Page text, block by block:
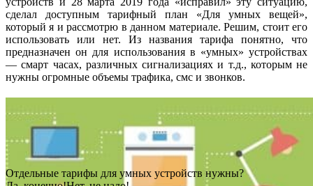
сделал доступным тарифный план «Для умных вещей»,
который я и рассмотрю в данном материале. Решим, стоит его
использовать или нет. Из названия тарифа понятно, что
предназначен он для использования в «умных» устройствах
— смарт часах, различных сигнализациях и т.д., которым не
нужны огромные объемы трафика, смс и звонков.
Отдельные тарифы для умных устройств нужны?